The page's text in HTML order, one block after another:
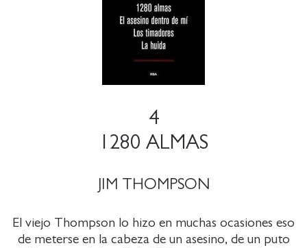
4
1280 ALMAS
JIM THOMPSON
El viejo Thompson lo hizo en muchas ocasiones eso
de meterse en la cabeza de un asesino, de un puto